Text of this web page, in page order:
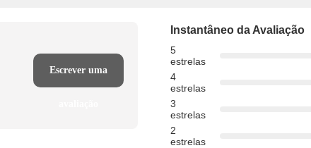
Escrever uma
Instantâneo da Avaliação
5
estrelas
4
estrelas
3
estrelas
2
estrelas